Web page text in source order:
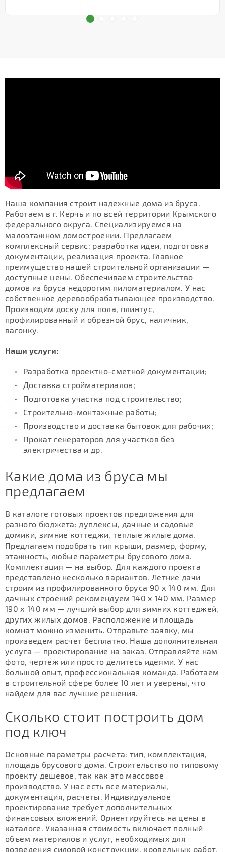
Наша компания строит надежные дома из бруса.
Работаем в г. Керчь и по всей территории Крымского
федерального округа. Специализируемся на
малоэтажном домостроении. Предлагаем
комплексный сервис: разработка идеи, подготовка
документации, реализация проекта. Главное
преимущество нашей строительной организации —
доступные цены. Обеспечиваем строительство
домов из бруса недорогим пиломатериалом. У нас
собственное деревообрабатывающее производство.
Производим доску для пола, плинтус,
профилированный и обрезной брус, наличник,
вагонку.
Наши услуги:
Разработка проектно-сметной документации;
Доставка стройматериалов;
Подготовка участка под строительство;
Строительно-монтажные работы;
Производство и доставка бытовок для рабочих;
Прокат генераторов для участков без
электричества и др.
Какие дома из бруса мы
предлагаем
В каталоге готовых проектов предложения для
разного бюджета: дуплексы, дачные и садовые
домики, зимние коттеджи, теплые жилые дома.
Предлагаем подобрать тип крыши, размер, форму,
этажность, любые параметры брусового дома.
Комплектация — на выбор. Для каждого проекта
представлено несколько вариантов. Летние дачи
строим из профилированного бруса 90 х 140 мм. Для
дачных строений рекомендуем 140 х 140 мм. Размер
190 х 140 мм — лучший выбор для зимних коттеджей,
других жилых домов. Расположение и площадь
комнат можно изменить. Отправьте заявку, мы
произведем расчет бесплатно. Наша дополнительная
услуга — проектирование на заказ. Отправляйте нам
фото, чертеж или просто делитесь идеями. У нас
большой опыт, профессиональная команда. Работаем
в строительной сфере более 10 лет и уверены, что
найдем для вас лучшие решения.
Сколько стоит построить дом
под ключ
Основные параметры расчета: тип, комплектация,
площадь брусового дома. Строительство по типовому
проекту дешевое, так как это массовое
производство. У нас есть все материалы,
документация, расчеты. Индивидуальное
проектирование требует дополнительных
финансовых вложений. Ориентируйтесь на цены в
каталоге. Указанная стоимость включает полный
объем материалов и услуг, необходимых для
возведения силовой конструкции, кровельных работ,